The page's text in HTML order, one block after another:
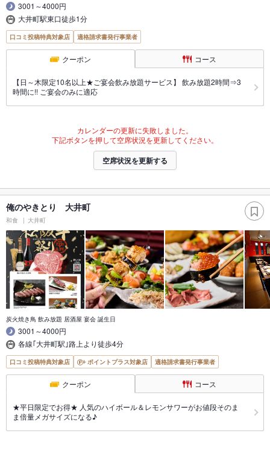
3001～4000円
大井町駅東口徒歩1分
口コミ投稿特典対象店 適格請求書発行事業者
クーポン コース
【日～木限定10名以上★ご宴会飲み放題サービス】 飲み放題2時間⇒3
時間に!! ご宴会のみに適応
カレンダーの更新に失敗しました。
下記ボタンを押して空席状況を更新してください。
空席状況を更新する
俺のやきとり 大井町
和食 大井町
炭火焼き鳥 飲み放題 居酒屋 宴会 誕生日
3001～4000円
各線｢大井町駅｣路上より徒歩4分
口コミ投稿特典対象店 ポイントプラス対象店 適格請求書発行事業者
クーポン コース
★平日限定でお得★ 人気のハイボール＆レモンサワーがお値段そのま
ま倍量メガサイズになる♪